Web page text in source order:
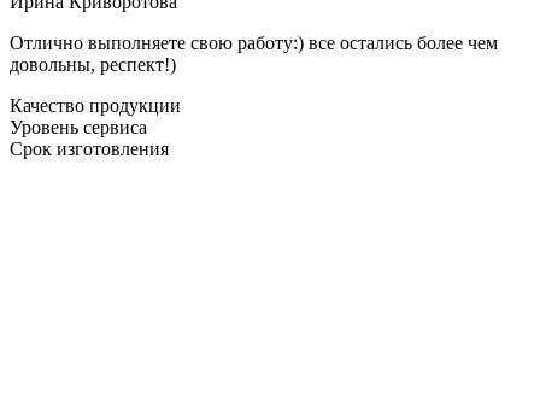
Отлично выполняете свою работу:) все остались более чем
довольны, респект!)
Качество продукции
Уровень сервиса
Срок изготовления